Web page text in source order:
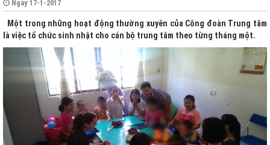
Ngày 17-1-2017
Một trong những hoạt động thường xuyên của Công đoàn Trung tâm
là việc tổ chức sinh nhật cho cán bộ trung tâm theo từng tháng một.